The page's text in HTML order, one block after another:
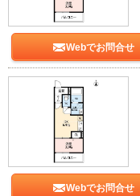
Webでお問合せ
Webでお問合せ